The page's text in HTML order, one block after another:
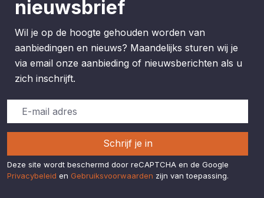
nieuwsbrief
Wil je op de hoogte gehouden worden van
aanbiedingen en nieuws? Maandelijks sturen wij je
via email onze aanbieding of nieuwsberichten als u
zich inschrijft.
Schrijf je in
Deze site wordt beschermd door reCAPTCHA en de Google
Privacybeleid en Gebruiksvoorwaarden zijn van toepassing.